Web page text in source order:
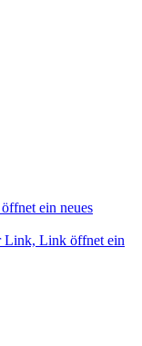
ein neues
Link, Link öffnet ein